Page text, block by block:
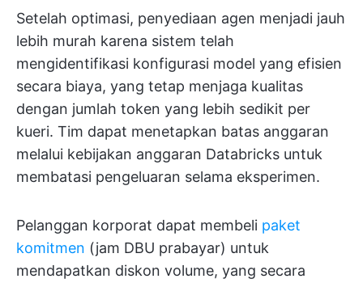
Setelah optimasi, penyediaan agen menjadi jauh
lebih murah karena sistem telah
mengidentifikasi konfigurasi model yang efisien
secara biaya, yang tetap menjaga kualitas
dengan jumlah token yang lebih sedikit per
kueri. Tim dapat menetapkan batas anggaran
melalui kebijakan anggaran Databricks untuk
membatasi pengeluaran selama eksperimen.
Pelanggan korporat dapat membeli paket
komitmen (jam DBU prabayar) untuk
mendapatkan diskon volume, yang secara